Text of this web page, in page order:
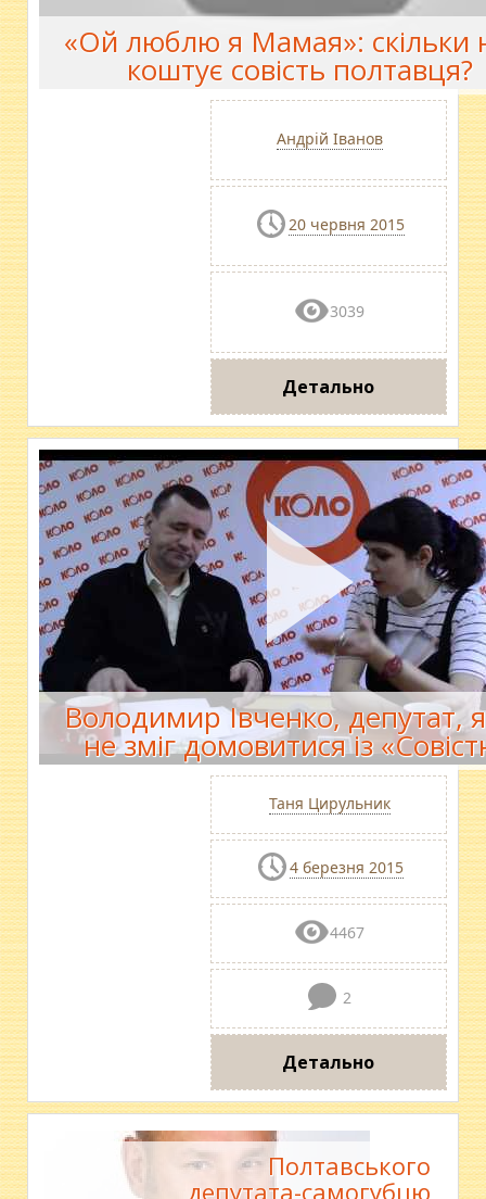
«Ой люблю я Мамая»: скільки
коштує совість полтавця?
Андрій Іванов
20 червня 2015
3039
Детально
Володимир Івченко, депутат,
не зміг домовитися із
Таня Цирульник
4 березня 2015
4467
2
Детально
Полтавського
депутата-самогубцю